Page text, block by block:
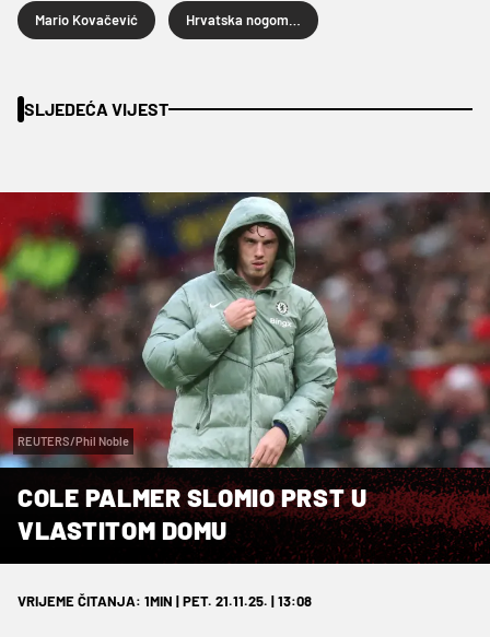
Mario Kovačević
SLJEDEĆA VIJEST
REUTERS/Phil Noble
COLE PALMER SLOMIO PRST U
VLASTITOM DOMU
VRIJEME ČITANJA: 1MIN | PET. 21.11.25. | 13:08